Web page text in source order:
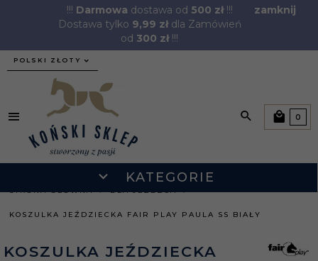
!!! Darmowa dostawa od 500 zł!!!
Dostawa tylko 9,99 złdla Zamówień
od 300 zł!!!
zamknij
currency_h
POLSKI ZŁOTY
KATEGORIE
0
STRONA GŁÓWNA DLA JEŹDŹCA
KOSZULKA JEŹDZIECKA FAIR PLAY PAULA SS BIAŁY
KOSZULKA JEŹDZIECKA